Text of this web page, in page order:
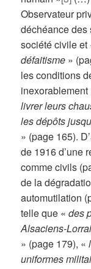
Observateur
déchéance
société civile
défaitisme »
les conditions
inexorablement
livrer leurs
les dépôts
» (page 165).
de 1916 d’une
comme civils
de la
automutilation
telle que «des
Alsaciens-
» (page 179), «
uniformes